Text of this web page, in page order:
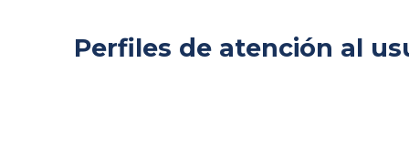
Perfiles de atención al